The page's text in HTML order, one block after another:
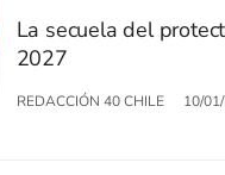
La secuela del
2027
REDACCIÓN 40 CHILE 10/